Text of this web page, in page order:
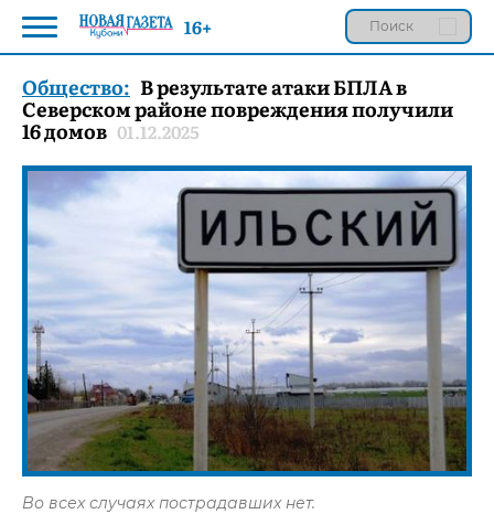
Общество: В результате атаки БПЛА в
Северском районе повреждения получили
16 домов 01.12.2025
Во всех случаях пострадавших нет.
16+